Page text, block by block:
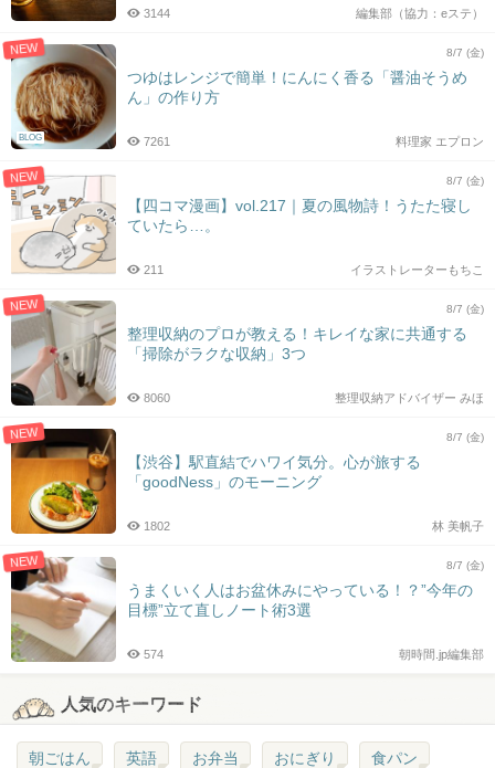
編集部（協力：eステ）
3144
NEW
BLOG
8/7 (金)
つゆはレンジで簡単！にんにく香る「醤油そうめ
ん」の作り方
料理家 エプロン
7261
NEW 8/7 (金)
【四コマ漫画】vol.217｜夏の風物詩！うたた寝し
ていたら…。
イラストレーターもちこ
211
NEW 8/7 (金)
整理収納のプロが教える！キレイな家に共通する
「掃除がラクな収納」3つ
整理収納アドバイザー みほ
8060
NEW 8/7 (金)
【渋谷】駅直結でハワイ気分。心が旅する
「goodNess」のモーニング
林 美帆子
1802
NEW 8/7 (金)
うまくいく人はお盆休みにやっている！？”今年の
目標”立て直しノート術3選
朝時間.jp編集部
574
人気のキーワード
朝ごはん 英語 お弁当 おにぎり 食パン